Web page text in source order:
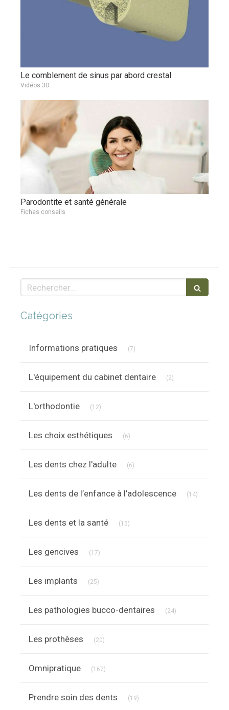
Le comblement de sinus par abord crestal
Vidéos 3D
Parodontite et santé générale
Fiches conseils
Rechercher
Catégories
Informations pratiques (7)
L'équipement du cabinet dentaire (2)
L'orthodontie (12)
Les choix esthétiques (6)
Les dents chez l'adulte (6)
Les dents de l’enfance à l’adolescence (14)
Les dents et la santé (15)
Les gencives (17)
Les implants (25)
Les pathologies bucco-dentaires (24)
Les prothèses (20)
Omnipratique (167)
Prendre soin des dents (19)